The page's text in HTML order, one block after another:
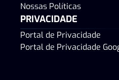
Nossas Políticas
PRIVACIDADE
Portal de Privacidade
Portal de Privacidade